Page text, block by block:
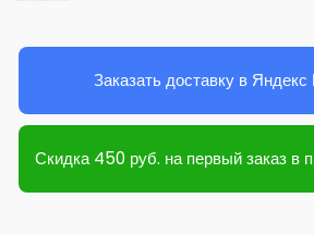
Заказать доставку в
Скидка 450 руб. на первый заказ в